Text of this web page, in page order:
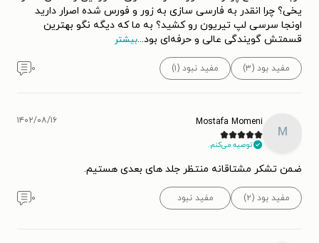
یخی؟ چرا انقدر به فارسی سازی به زور و فورس شده اصرار دارید
اونجا سرسی لپ تیریون رو کشید؟ به ما که دیگه نگو بهترین
قسمتش گویندگی عالی و حرفه‌ای بود...بیشتر
مفید بود (۳) مفید نبود (۱) ۰
M
Mostafa Momeni
توصیه می‌کنم.
۱۴۰۲/۰۸/۱۶
ضمن تشکر مشتاقانه منتظر جلد های بعدی هستیم.
مفید بود (۲) مفید نبود ۰